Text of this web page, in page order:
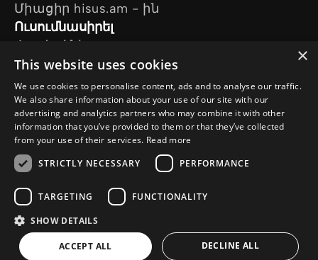
Միացիր hisus.am - ին
Ուսումնասիրել
Հոդվածներ
Տեսանյութեր
Մեր նախագծերը
Ես հարց ունեմ
Հետևեք մեզ
© Copyright 2026 Hisus.am
Գաղտնիության քաղաքականություն
Քուքիների քաղաքականություն
WebNLsite
×
This website uses cookies
We use cookies to personalise content, ads and to analyse our traffic.
We also share information about your use of our site with our
advertising and analytics partners who may combine it with other
information that you’ve provided to them or that they’ve collected
from your use of their services. Read more
STRICTLY NECESSARY
PERFORMANCE
TARGETING FUNCTIONALITY
SHOW DETAILS
ACCEPT ALL DECLINE ALL